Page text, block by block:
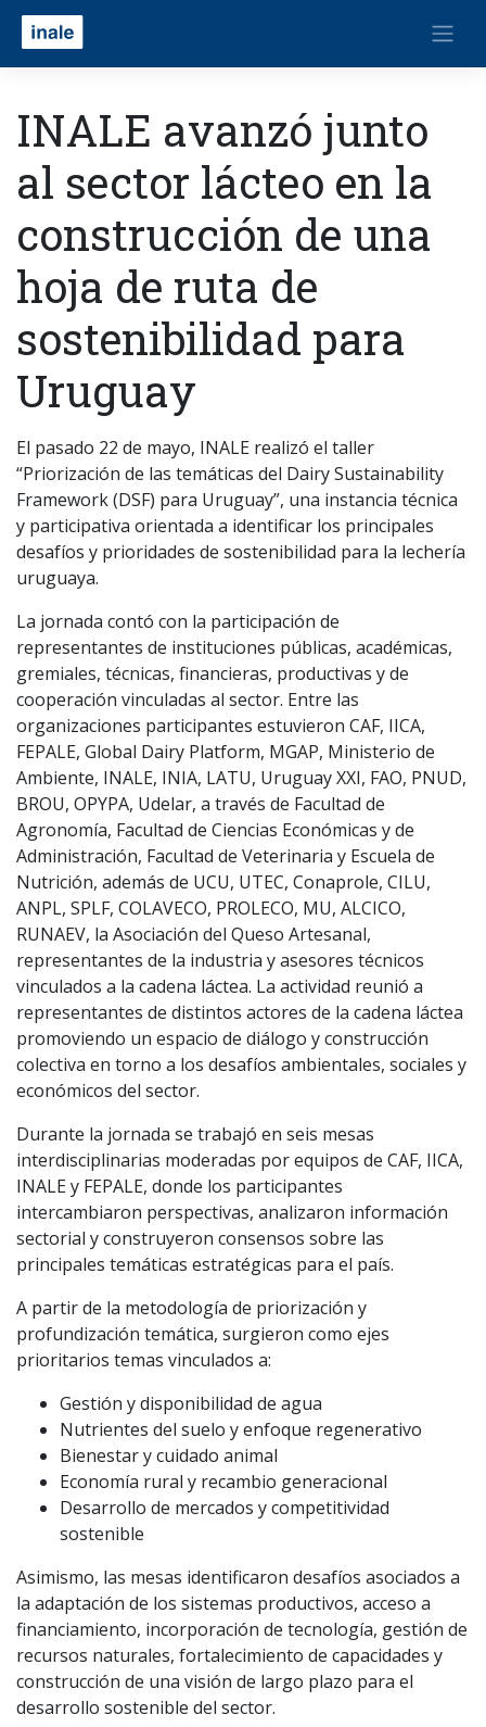
INALE avanzó junto
al sector lácteo en la
construcción de una
hoja de ruta de
sostenibilidad para
Uruguay
El pasado 22 de mayo, INALE realizó el taller
“Priorización de las temáticas del Dairy Sustainability
Framework (DSF) para Uruguay”, una instancia técnica
y participativa orientada a identificar los principales
desafíos y prioridades de sostenibilidad para la lechería
uruguaya.
La jornada contó con la participación de
representantes de instituciones públicas, académicas,
gremiales, técnicas, financieras, productivas y de
cooperación vinculadas al sector. Entre las
organizaciones participantes estuvieron CAF, IICA,
FEPALE, Global Dairy Platform, MGAP, Ministerio de
Ambiente, INALE, INIA, LATU, Uruguay XXI, FAO, PNUD,
BROU, OPYPA, Udelar, a través de Facultad de
Agronomía, Facultad de Ciencias Económicas y de
Administración, Facultad de Veterinaria y Escuela de
Nutrición, además de UCU, UTEC, Conaprole, CILU,
ANPL, SPLF, COLAVECO, PROLECO, MU, ALCICO,
RUNAEV, la Asociación del Queso Artesanal,
representantes de la industria y asesores técnicos
vinculados a la cadena láctea. La actividad reunió a
representantes de distintos actores de la cadena láctea
promoviendo un espacio de diálogo y construcción
colectiva en torno a los desafíos ambientales, sociales y
económicos del sector.
Durante la jornada se trabajó en seis mesas
interdisciplinarias moderadas por equipos de CAF, IICA,
INALE y FEPALE, donde los participantes
intercambiaron perspectivas, analizaron información
sectorial y construyeron consensos sobre las
principales temáticas estratégicas para el país.
A partir de la metodología de priorización y
profundización temática, surgieron como ejes
prioritarios temas vinculados a:
Gestión y disponibilidad de agua
Nutrientes del suelo y enfoque regenerativo
Bienestar y cuidado animal
Economía rural y recambio generacional
Desarrollo de mercados y competitividad
sostenible
Asimismo, las mesas identificaron desafíos asociados a
la adaptación de los sistemas productivos, acceso a
financiamiento, incorporación de tecnología, gestión de
recursos naturales, fortalecimiento de capacidades y
construcción de una visión de largo plazo para el
desarrollo sostenible del sector.